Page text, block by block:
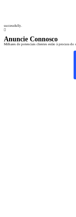
successfully.
Anuncie Connosco
Milhares de potenciais clientes estão à procura